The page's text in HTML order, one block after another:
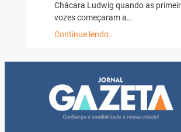
Chácara Ludwig quando as
vozes começaram a…
Continue lendo…